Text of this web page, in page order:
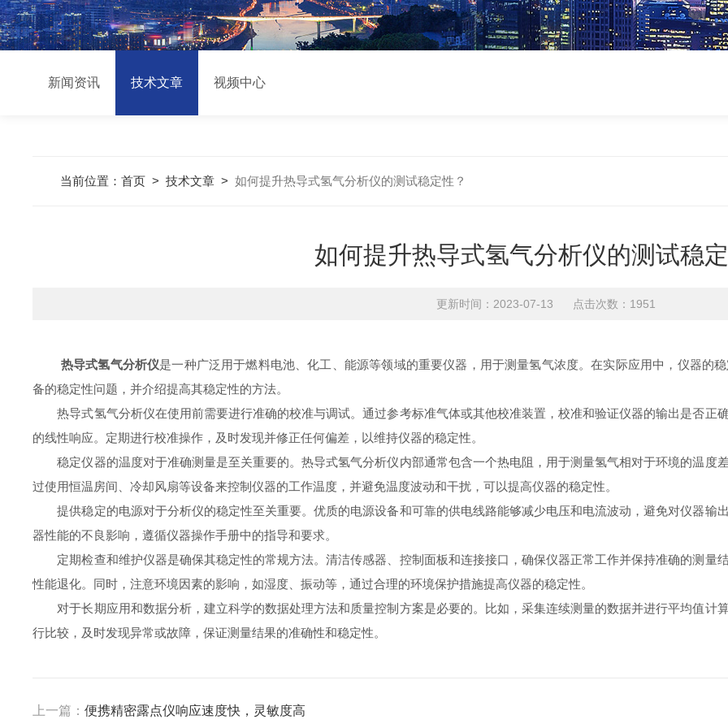
新闻资讯 技术文章 视频中心
当前位置：首页 >技术文章 >如何提升热导式氢气分析仪的测试稳定性？
如何提升热导式氢气分析仪的测试稳
更新时间：2023-07-13 点击次数：1951
热导式氢气分析仪是一种广泛用于燃料电池、化工、能源等领域的重要仪器，用于测量氢气浓度。在实际应用中，仪器的
备的稳定性问题，并介绍提高其稳定性的方法。
热导式氢气分析仪在使用前需要进行准确的校准与调试。通过参考标准气体或其他校准装置，校准和验证仪器的输出是否正
的线性响应。定期进行校准操作，及时发现并修正任何偏差，以维持仪器的稳定性。
稳定仪器的温度对于准确测量是至关重要的。热导式氢气分析仪内部通常包含一个热电阻，用于测量氢气相对于环境的温度
过使用恒温房间、冷却风扇等设备来控制仪器的工作温度，并避免温度波动和干扰，可以提高仪器的稳定性。
提供稳定的电源对于分析仪的稳定性至关重要。优质的电源设备和可靠的供电线路能够减少电压和电流波动，避免对仪器输
器性能的不良影响，遵循仪器操作手册中的指导和要求。
定期检查和维护仪器是确保其稳定性的常规方法。清洁传感器、控制面板和连接接口，确保仪器正常工作并保持准确的测量
性能退化。同时，注意环境因素的影响，如湿度、振动等，通过合理的环境保护措施提高仪器的稳定性。
对于长期应用和数据分析，建立科学的数据处理方法和质量控制方案是必要的。比如，采集连续测量的数据并进行平均值计
行比较，及时发现异常或故障，保证测量结果的准确性和稳定性。
上一篇：便携精密露点仪响应速度快，灵敏度高